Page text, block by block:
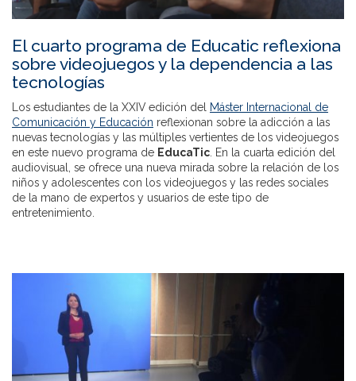
El cuarto programa de Educatic reflexiona
sobre videojuegos y la dependencia a las
tecnologías
Los estudiantes de la XXIV edición del Máster Internacional de
Comunicación y Educación reflexionan sobre la adicción a las
nuevas tecnologías y las múltiples vertientes de los videojuegos
en este nuevo programa de EducaTic. En la cuarta edición del
audiovisual, se ofrece una nueva mirada sobre la relación de los
niños y adolescentes con los videojuegos y las redes sociales
de la mano de expertos y usuarios de este tipo de
entretenimiento.